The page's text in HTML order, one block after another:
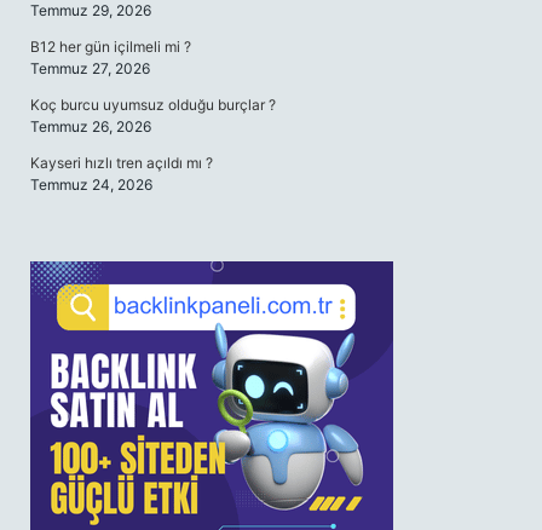
Temmuz 29, 2026
B12 her gün içilmeli mi ?
Temmuz 27, 2026
Koç burcu uyumsuz olduğu burçlar ?
Temmuz 26, 2026
Kayseri hızlı tren açıldı mı ?
Temmuz 24, 2026